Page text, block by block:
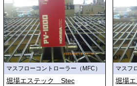
マスフローコントローラー（MFC）
堀場エステック Stec
マスフ
堀場